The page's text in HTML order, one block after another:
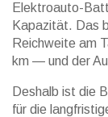
Elektroauto-
Kapazität. Das
Reichweite am
km — und der
Deshalb ist die
für die